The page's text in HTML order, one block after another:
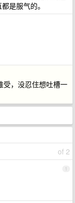
是服气的。
受，没忍住想吐槽一
of 2
1